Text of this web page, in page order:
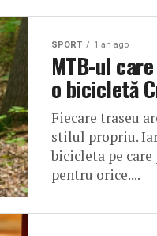
SPORT 1 an ago
MTB-ul
o bicicletă
Fiecare traseu
stilul propriu.
bicicleta pe
pentru orice....